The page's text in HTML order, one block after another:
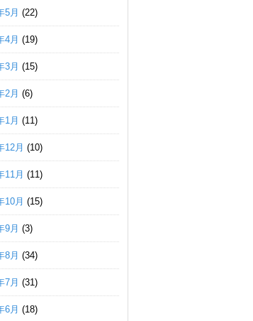
5月 (22)
4月 (19)
3月 (15)
2月 (6)
1月 (11)
12月 (10)
11月 (11)
10月 (15)
9月 (3)
8月 (34)
7月 (31)
6月 (18)